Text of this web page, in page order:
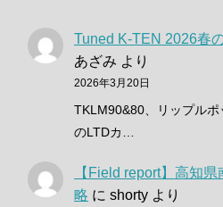
Tuned K-TEN 2026春
あざみ より
2026年3月20日
TKLM90&80、リップル
のLTDカ…
【Field report】高知
略 に shorty より